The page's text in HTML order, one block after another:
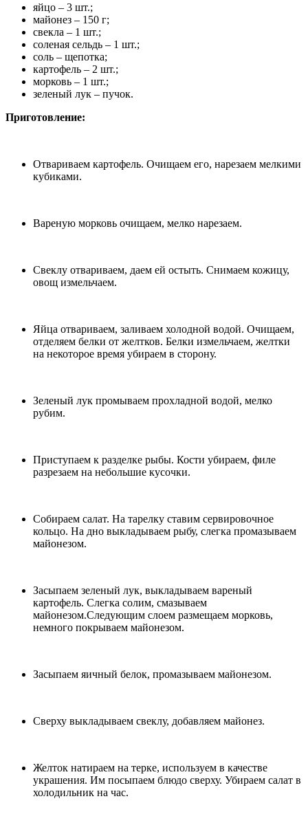
яйцо – 3 шт.;
майонез – 150 г;
свекла – 1 шт.;
соленая сельдь – 1 шт.;
соль – щепотка;
картофель – 2 шт.;
морковь – 1 шт.;
зеленый лук – пучок.
Приготовление:
Отвариваем картофель. Очищаем его, нарезаем мелкими
кубиками.
Вареную морковь очищаем, мелко нарезаем.
Свеклу отвариваем, даем ей остыть. Снимаем кожицу,
овощ измельчаем.
Яйца отвариваем, заливаем холодной водой. Очищаем,
отделяем белки от желтков. Белки измельчаем, желтки
на некоторое время убираем в сторону.
Зеленый лук промываем прохладной водой, мелко
рубим.
Приступаем к разделке рыбы. Кости убираем, филе
разрезаем на небольшие кусочки.
Собираем салат. На тарелку ставим сервировочное
кольцо. На дно выкладываем рыбу, слегка промазываем
майонезом.
Засыпаем зеленый лук, выкладываем вареный
картофель. Слегка солим, смазываем
майонезом.Следующим слоем размещаем морковь,
немного покрываем майонезом.
Засыпаем яичный белок, промазываем майонезом.
Сверху выкладываем свеклу, добавляем майонез.
Желток натираем на терке, используем в качестве
украшения. Им посыпаем блюдо сверху. Убираем салат в
холодильник на час.